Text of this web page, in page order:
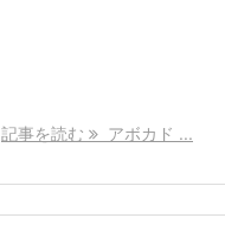
記事を読む アボカド ...